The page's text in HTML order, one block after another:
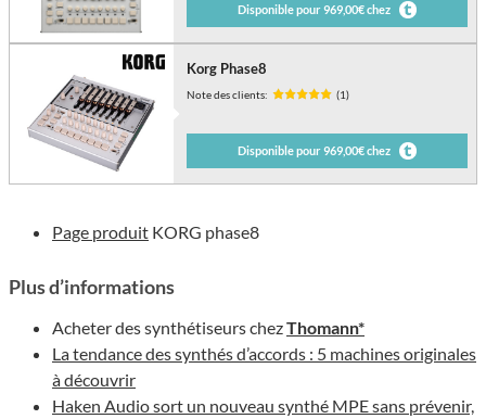
Disponible pour 969,00€ chez
Korg Phase8
Note des clients: (1)
Disponible pour 969,00€ chez
Page produit KORG phase8
Plus d’informations
Acheter des synthétiseurs chezThomann*
La tendance des synthés d’accords : 5 machines originales
à découvrir
Haken Audio sort un nouveau synthé MPE sans prévenir,